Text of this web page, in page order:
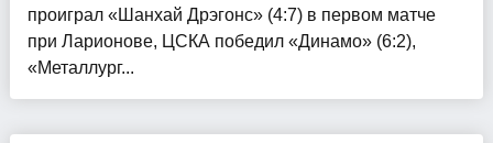
проиграл «Шанхай Дрэгонс» (4:7) в первом матче
при Ларионове, ЦСКА победил «Динамо» (6:2),
«Металлург...